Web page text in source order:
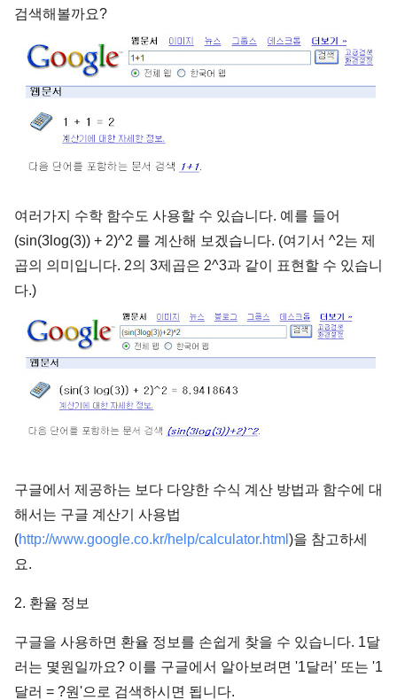
검색해볼까요?
여러가지 수학 함수도 사용할 수 있습니다. 예를 들어
(sin(3log(3)) + 2)^2 를 계산해 보겠습니다. (여기서 ^2는 제
곱의 의미입니다. 2의 3제곱은 2^3과 같이 표현할 수 있습니
다.)
구글에서 제공하는 보다 다양한 수식 계산 방법과 함수에 대
해서는 구글 계산기 사용법
(http://www.google.co.kr/help/calculator.html )을 참고하세
요.
2. 환율 정보
구글을 사용하면 환율 정보를 손쉽게 찾을 수 있습니다. 1달
러는 몇원일까요? 이를 구글에서 알아보려면 '1달러' 또는 '1
달러 = ?원'으로 검색하시면 됩니다.